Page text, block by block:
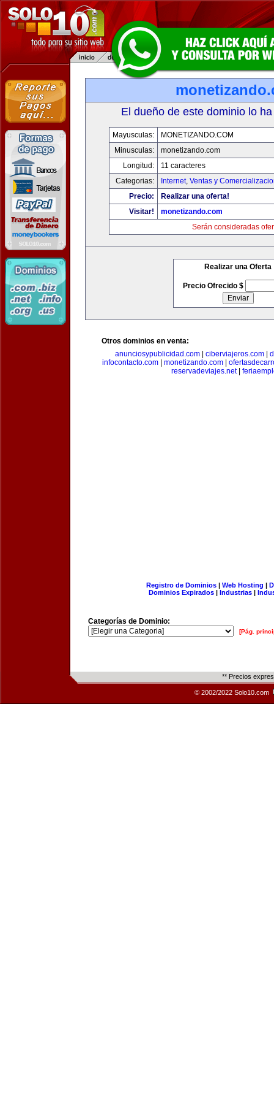
El dueño de este dominio lo
Mayusculas:
MONETIZANDO.COM
Minusculas:
monetizando.com
Longitud:
11 caracteres
Categorias:
Internet, Ventas y
Precio:
Realizar una oferta!
Visitar!
monetizando.com
Serán consideradas
Realizar una Oferta
Precio Ofrecido $
Otros dominios en venta:
anunciosypublicidad.com| ciberviajeros.com|
infocontacto.com
monetizando.com
reservadeviajes.net|
Registro de Dominios| Web Hosting |
Dominios Expirados | Industrias |
Categorías de Dominio:
[Pág.
** Precios
© 2002/2022 Solo10.com